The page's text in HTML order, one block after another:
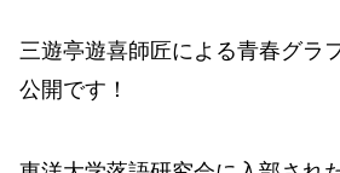
三遊亭遊喜師匠による青春グラ
公開です！